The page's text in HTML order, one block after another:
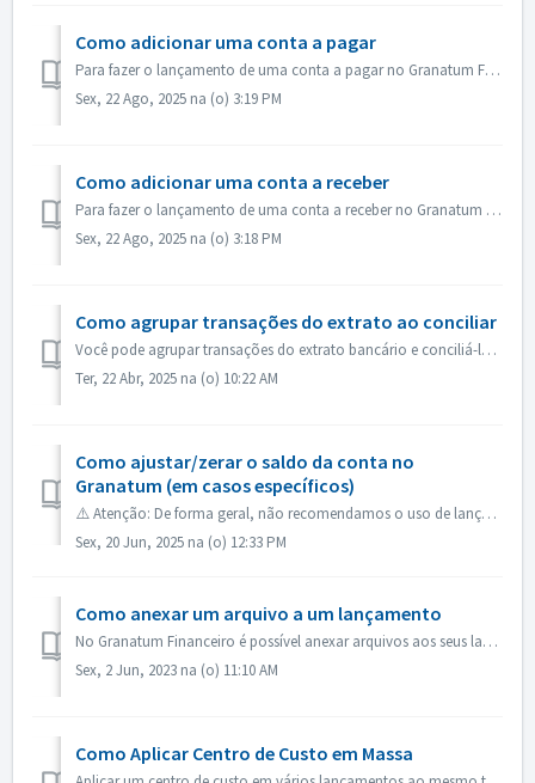
Como adicionar uma conta a pagar
Para fazer o lançamento de uma conta a pagar no Granatum Financeiro, basta seguir o passo a passo abaixo. Clique na aba "Lançamentos" do menu ...
Sex, 22 Ago, 2025 na (o) 3:19 PM
Como adicionar uma conta a receber
Para fazer o lançamento de uma conta a receber no Granatum Financeiro, basta seguir o passo a passo abaixo. Clique na aba de “Lançamentos” do menu princ...
Sex, 22 Ago, 2025 na (o) 3:18 PM
Como agrupar transações do extrato ao conciliar
Você pode agrupar transações do extrato bancário e conciliá-las com um ou mais lançamentos. Esse recurso é útil quando você precisa organizar transações d...
Ter, 22 Abr, 2025 na (o) 10:22 AM
Como ajustar/zerar o saldo da conta no
Granatum (em casos específicos)
⚠️ Atenção: De forma geral, não recomendamos o uso de lançamentos de ajuste para zerar o saldo de uma conta, pois o ideal é sempre investigar a origem da d...
Sex, 20 Jun, 2025 na (o) 12:33 PM
Como anexar um arquivo a um lançamento
No Granatum Financeiro é possível anexar arquivos aos seus lançamentos. Em cada lançamento podem ser anexados quantos arquivos forem necessários, de qualque...
Sex, 2 Jun, 2023 na (o) 11:10 AM
Como Aplicar Centro de Custo em Massa